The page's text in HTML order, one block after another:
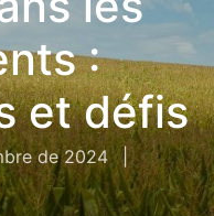
:
et défis
de 2024
|